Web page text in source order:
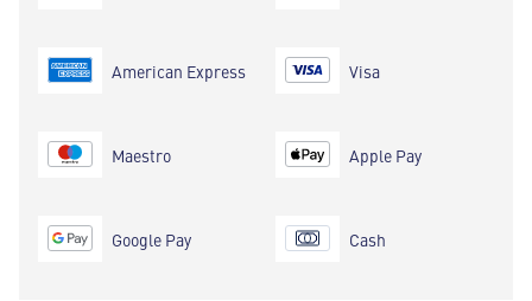
American Express
Maestro
Google Pay
Visa
Apple Pay
Cash